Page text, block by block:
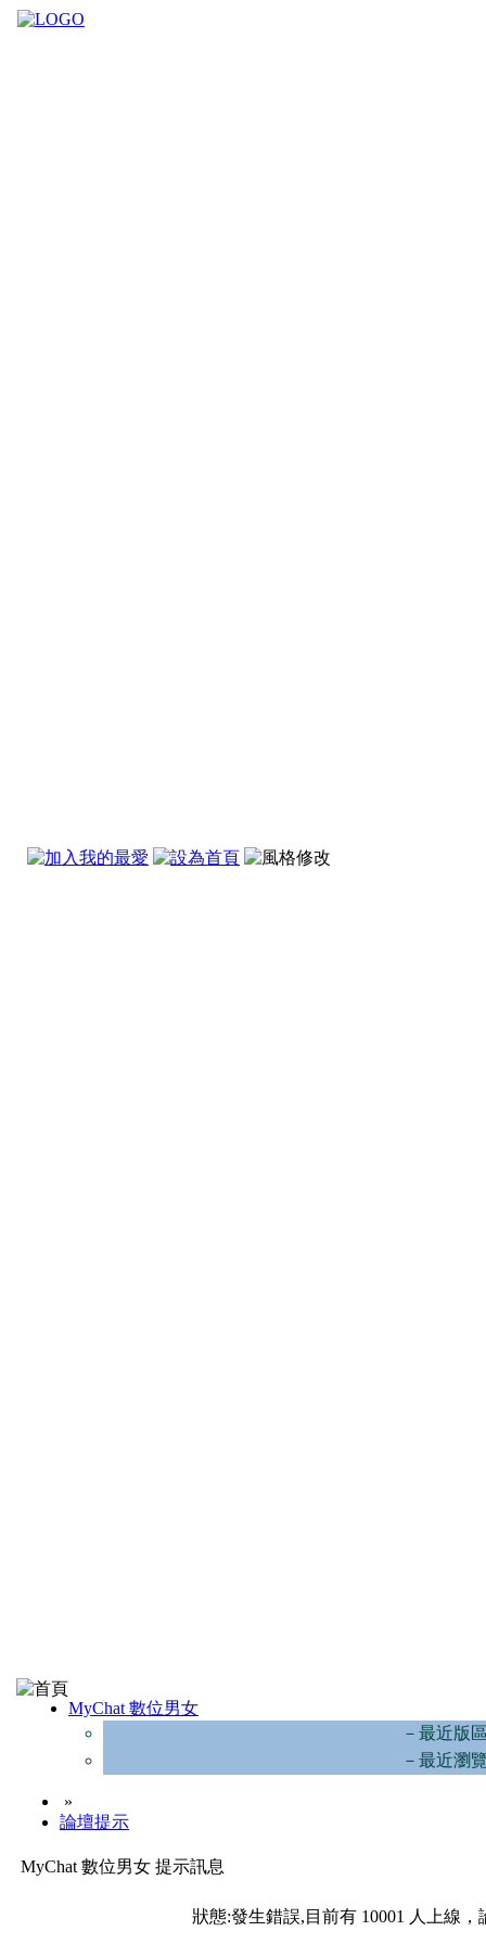
MyChat 數位男女
－最近版
－最近瀏
»
論壇提示
MyChat 數位男女 提示訊息
狀態:發生錯誤,目前有 10001 人上線